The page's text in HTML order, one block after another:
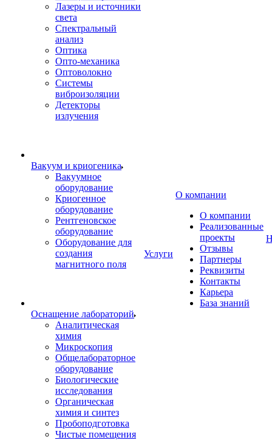
Лазеры и источники
света
Спектральный
анализ
Оптика
Опто-механика
Оптоволокно
Системы
виброизоляции
Детекторы
излучения
Вакуум и криогеника
Вакуумное
оборудование
Криогенное
оборудование
Рентгеновское
оборудование
Оборудование для
создания
магнитного поля
Оснащение лабораторий
Аналитическая
химия
Микроскопия
Общелабораторное
оборудование
Биологические
исследования
Органическая
химия и синтез
Пробоподготовка
Чистые помещения
Услуги
О компании
О компании
Реализованные
проекты
Отзывы
Партнеры
Реквизиты
Контакты
Карьера
База знаний